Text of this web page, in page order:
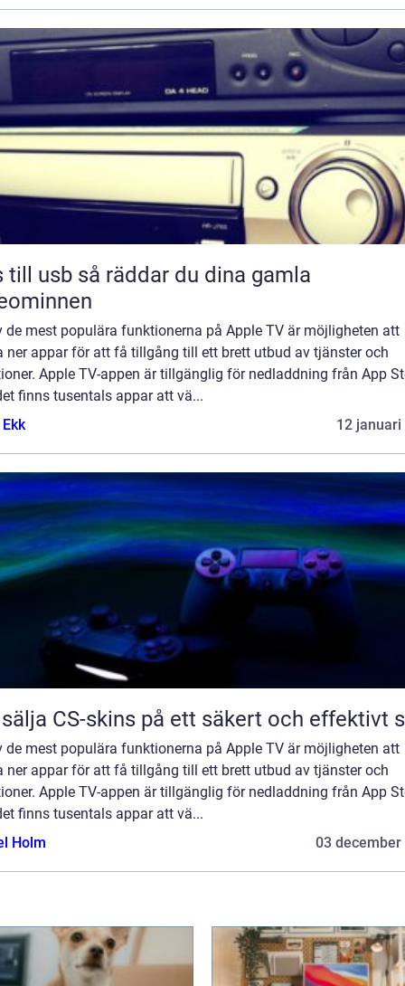
räddar du dina gamla
de mest populära funktionerna på Apple TV är möjligheten att
ner appar för att få tillgång till ett brett utbud av tjänster och
Apple TV-appen är tillgänglig för nedladdning från App
finns tusentals appar att vä...
12 januari
CS-skins på ett säkert och effektivt
de mest populära funktionerna på Apple TV är möjligheten att
ner appar för att få tillgång till ett brett utbud av tjänster och
Apple TV-appen är tillgänglig för nedladdning från App
finns tusentals appar att vä...
Holm
03 december